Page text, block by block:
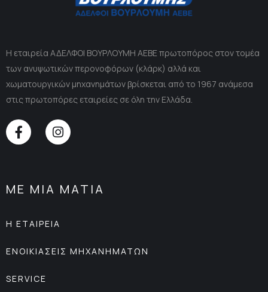
Η εταιρεία ΑΔΕΛΦΟΙ ΒΟΥΡΛΟΥΜΗ ΑΕΒΕ πρωτοπόρος στον τομέα
των ανυψωτικών περονοφόρων (κλάρκ) αλλά και
χωματουργικών μηχανημάτων βρίσκεται από το 1967 ανάμεσα
στις πρωτοπόρες εταιρείες σε όλη την Ελλάδα.
ΜΕ ΜΙΑ ΜΑΤΙΑ
Η ΕΤΑΙΡΕΙΑ
ΕΝΟΙΚΙΑΣΕΙΣ ΜΗΧΑΝΗΜΑΤΩΝ
SERVICE